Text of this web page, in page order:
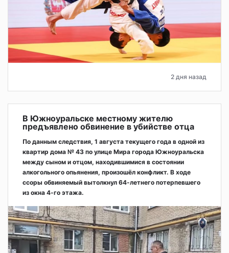
2 дня назад
В Южноуральске местному жителю
предъявлено обвинение в убийстве отца
По данным следствия, 1 августа текущего года в одной из
квартир дома № 43 по улице Мира города Южноуральска
между сыном и отцом, находившимися в состоянии
алкогольного опьянения, произошёл конфликт. В ходе
ссоры обвиняемый вытолкнул 64-летнего потерпевшего
из окна 4-го этажа.